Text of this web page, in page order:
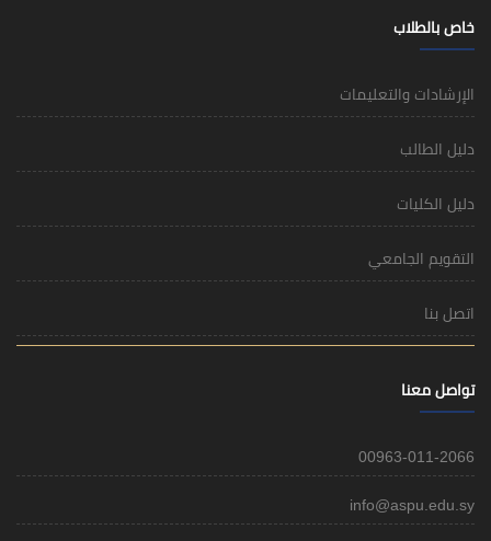
خاص بالطلاب
الإرشادات والتعليمات
دليل الطالب
دليل الكليات
التقويم الجامعي
اتصل بنا
تواصل معنا
00963-011-2066
info@aspu.edu.sy